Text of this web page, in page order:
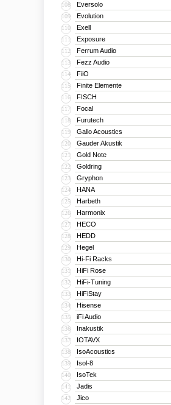
108 Eversolo
109 Evolution
110 Exell
111 Exposure
112 Ferrum Audio
113 Fezz Audio
114 FiiO
115 Finite Elemente
116 FISCH
117 Focal
118 Furutech
119 Gallo Acoustics
120 Gauder Akustik
121 Gold Note
122 Goldring
123 Gryphon
124 HANA
125 Harbeth
126 Harmonix
127 HECO
128 HEDD
129 Hegel
130 Hi-Fi Racks
131 HiFi Rose
132 HiFi-Tuning
133 HiFiStay
134 Hisense
135 iFi Audio
136 Inakustik
137 IOTAVX
138 IsoAcoustics
139 Isol-8
140 IsoTek
141 Jadis
142 Jico